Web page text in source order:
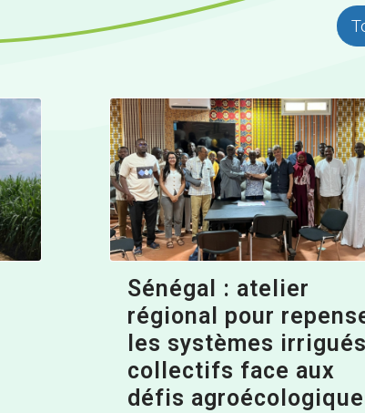
Sénégal : atelier
régional pour
les systèmes irrigués
collectifs face aux
défis